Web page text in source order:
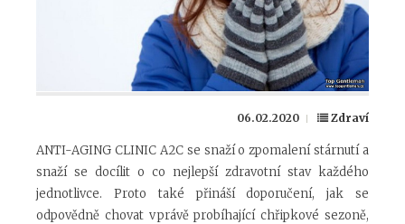
06.02.2020 Zdraví
ANTI-AGING CLINIC A2C se snaží o zpomalení stárnutí a
snaží se docílit o co nejlepší zdravotní stav každého
jednotlivce. Proto také přináší doporučení, jak se
odpovědně chovat v právě probíhající chřipkové sezoně,